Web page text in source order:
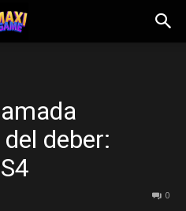
deber:
0